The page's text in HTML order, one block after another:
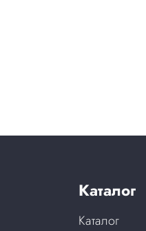
Каталог
Каталог